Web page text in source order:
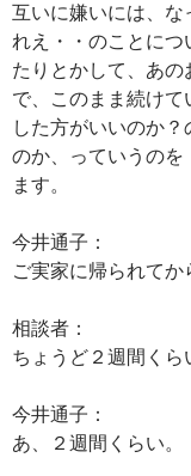
互いに嫌いには、な
れえ・・のことに
たりとかして、あ
で、このまま続け
した方がいいのか
のか、っていうのを
ます。
今井通子：
ご実家に帰られてか
相談者：
ちょうど２週間くら
今井通子：
あ、２週間くらい。